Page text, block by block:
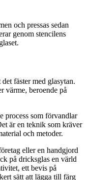
och pressas sedan
genom stencilens
fäster med glasytan.
värme, beroende på
process som förvandlar
är en teknik som kräver
och metoder.
eller en handgjord
på dricksglas en värld
ett bevis på
sätt att lägga till färg